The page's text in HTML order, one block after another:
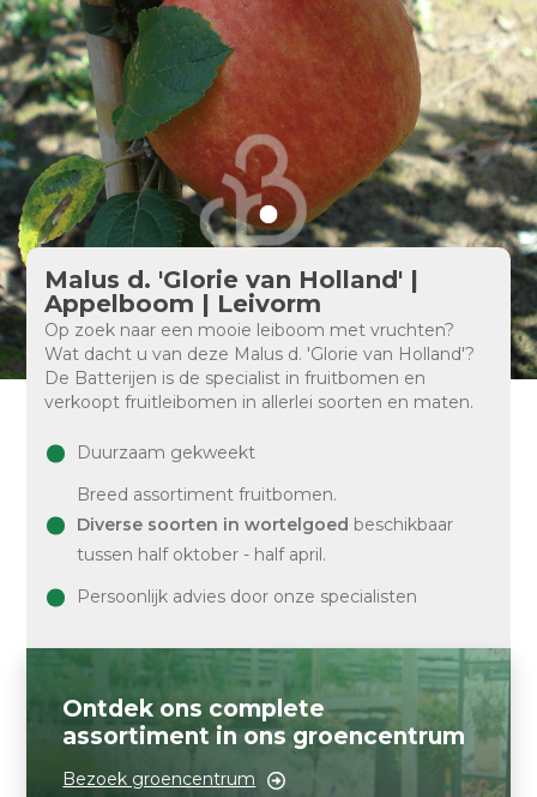
Malus d. 'Glorie van Holland' |
Appelboom | Leivorm
Op zoek naar een mooie leiboom met vruchten?
Wat dacht u van deze Malus d. 'Glorie van Holland'?
De Batterijen is de specialist in fruitbomen en
verkoopt fruitleibomen in allerlei soorten en maten.
Duurzaam gekweekt
Breed assortiment fruitbomen.
Diverse soorten in wortelgoed beschikbaar
tussen half oktober - half april.
Persoonlijk advies door onze specialisten
Ontdek ons complete
assortiment in ons groencentrum
Bezoek groencentrum